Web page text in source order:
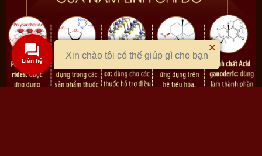
Xin chào tôi có thể giúp gì cho bạn